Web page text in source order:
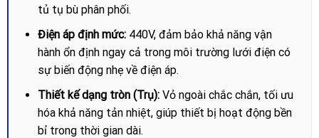
tủ tụ bù phân phối.
Điện áp định mức:440V, đảm bảo khả năng vận
hành ổn định ngay cả trong môi trường lưới điện có
sự biến động nhẹ về điện áp.
Thiết kế dạng tròn (Trụ):Vỏ ngoài chắc chắn, tối ưu
hóa khả năng tản nhiệt, giúp thiết bị hoạt động bền
bỉ trong thời gian dài.